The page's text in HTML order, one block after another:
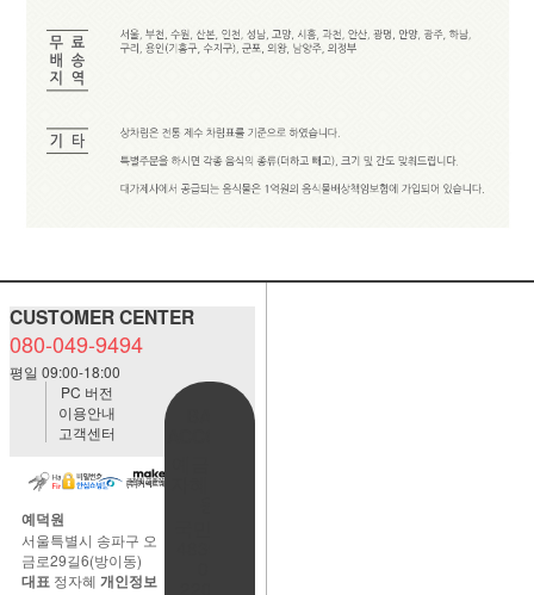
CUSTOMER CENTER
080-049-9494
평일 09:00-18:00
PC 버전
이용안내
고객센터
예덕원
서울특별시 송파구 오
금로29길6(방이동)
대표 정자혜 개인정보